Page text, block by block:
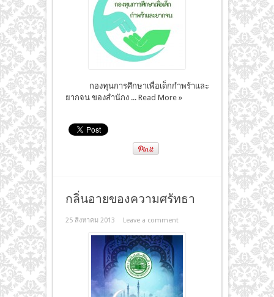
กองทุนการศึกษาเพื่อเด็กกำพร้าและ
ยากจน ของสำนักง ... Read More »
กลิ่นอายของความศรัทธา
25 สิงหาคม 2013 Leave a comment